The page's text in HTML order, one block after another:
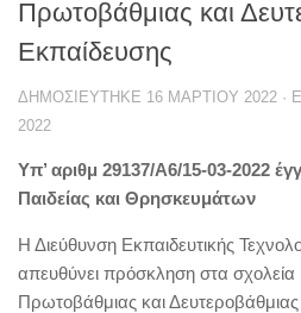
Πρωτοβάθμιας και
Εκπαίδευσης
ΔΗΜΟΣΙΕΎΤΗΚΕ 16 ΜΑΡΤΊΟΥ 2022 ·
2022
Υπ’ αριθμ 29137/A6/15-03-2022
Παιδείας και Θρησκευμάτων
Η Διεύθυνση Εκπαιδευτικής
απευθύνει πρόσκληση στα σχολεία
Πρωτοβάθμιας και